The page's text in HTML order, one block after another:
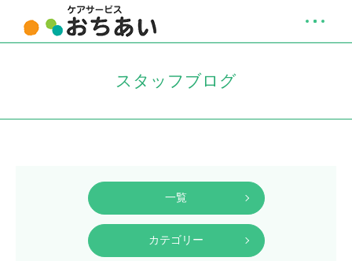
スタッフブログ
一覧
カテゴリー